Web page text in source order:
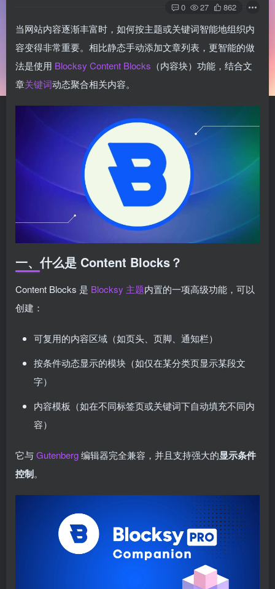
0 27 862
当网站内容逐渐丰富时，如何按主题或关键词智能地组织内
容变得非常重要。相比静态手动添加文章列表，更智能的做
法是使用 Blocksy Content Blocks （内容块）功能，结合文
章关键词动态聚合相关内容。
一、什么是 Content Blocks？
Content Blocks 是 Blocksy 主题内置的一项高级功能，可以
创建：
可复用的内容区域（如页头、页脚、通知栏）
按条件动态显示的模块（如仅在某分类页显示某段文
字）
内容模板（如在不同标签页或关键词下自动填充不同内
容）
它与Gutenberg编辑器完全兼容，并且支持强大的显示条件
控制。